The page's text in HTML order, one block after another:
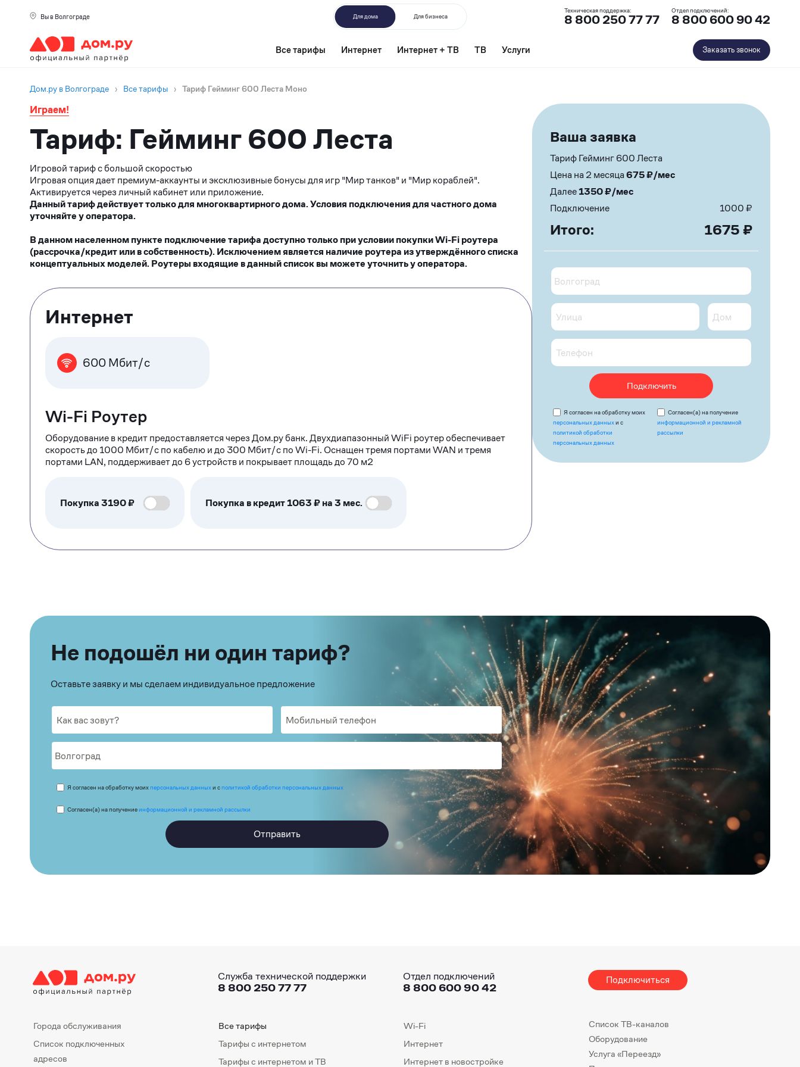
Вы в Волгограде Для дома Для бизнеса
Техническая поддержка:
8 800 250 77 77
Отдел подключений:
8 800 600 90 42
Все тарифы Интернет Интернет + ТВ ТВ Услуги Заказать звонок
Дом.ру в Волгограде › Все тарифы › Тариф Гейминг 600 Леста Моно
Играем!
Тариф: Гейминг 600 Леста
Игровой тариф с большой скоростью
Игровая опция дает премиум-аккаунты и эксклюзивные бонусы для игр "Мир танков" и "Мир кораблей".
Активируется через личный кабинет или приложение.
Данный тариф действует только для многоквартирного дома. Условия подключения для частного дома
уточняйте у оператора.
В данном населенном пункте подключение тарифа доступно только при условии покупки Wi-Fi роутера
(рассрочка/кредит или в собственность). Исключением является наличие роутера из утверждённого списка
концептуальных моделей. Роутеры входящие в данный список вы можете уточнить у оператора.
Тарифные
опции
Интернет
600 Мбит/с
Wi-Fi Роутер
Оборудование в кредит предоставляется через Дом.ру банк. Двухдиапазонный WiFi роутер обеспечивает
скорость до 1000 Мбит/с по кабелю и до 300 Мбит/с по Wi-Fi. Оснащен тремя портами WAN и тремя
портами LAN, поддерживает до 6 устройств и покрывает площадь до 70 м2
Покупка3190₽ Покупка в кредит 1063 ₽ на 3 мес.
Ваша заявка
Тариф Гейминг 600 Леста
Цена на 2 месяца675₽/мес
Далее1350₽/мес
Подключение
1000₽
Итого: 1675 ₽
Подключить
Я согласен на обработку моих
персональных данныхи с
политикой обработки
персональных данных
Согласен(а) на получение
информационной и рекламной
рассылки
Не подошёл ни один тариф?
Оставьте заявку и мы сделаем индивидуальное предложение
Я согласен на обработку моихперсональных данныхи сполитикой обработки персональных данных
Согласен(а) на получениеинформационной и рекламной рассылки
Отправить
Служба технической поддержки
8 800 250 77 77
Отдел подключений
8 800 600 90 42
Подключиться
Города обслуживания
Список подключенных
адресов
Все тарифы
Тарифы с интернетом
Тарифы с интернетом и ТВ
Wi-Fi
Интернет
Интернет в новостройке
Список ТВ-каналов
Оборудование
Услуга «Переезд»